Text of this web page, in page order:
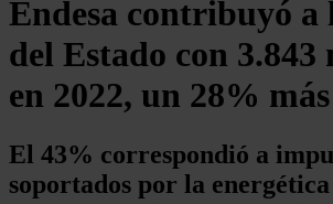
Endesa contribuyó a
del Estado con 3.843
en 2022, un 28% más
El 43% correspondió a
soportados por la